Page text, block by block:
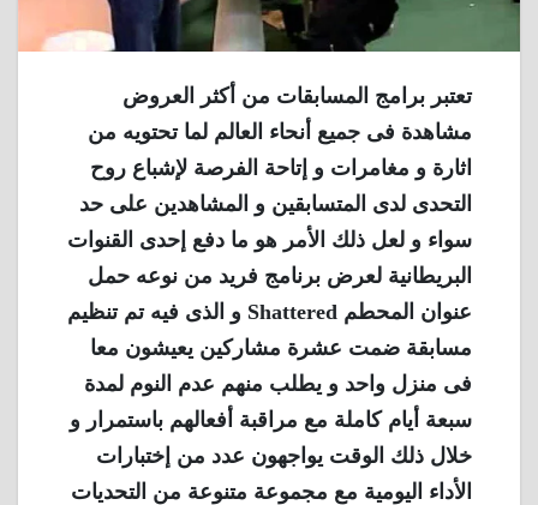
تعتبر برامج المسابقات من أكثر العروض
مشاهدة فى جميع أنحاء العالم لما تحتويه من
اثارة و مغامرات و إتاحة الفرصة لإشباع روح
التحدى لدى المتسابقين و المشاهدين على حد
سواء و لعل ذلك الأمر هو ما دفع إحدى القنوات
البريطانية لعرض برنامج فريد من نوعه حمل
عنوان المحطم Shattered و الذى فيه تم تنظيم
مسابقة ضمت عشرة مشاركين يعيشون معا
فى منزل واحد و يطلب منهم عدم النوم لمدة
سبعة أيام كاملة مع مراقبة أفعالهم باستمرار و
خلال ذلك الوقت يواجهون عدد من إختبارات
الأداء اليومية مع مجموعة متنوعة من التحديات